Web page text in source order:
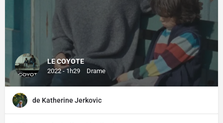
LE COYOTE
2022 - 1h29 Drame
de Katherine Jerkovic